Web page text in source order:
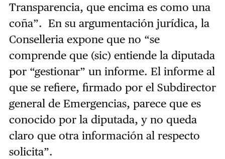
Transparencia, que encima es como una
coña”. En su argumentación jurídica, la
Conselleria expone que no “se
comprende que (sic) entiende la diputada
por “gestionar” un informe. El informe al
que se refiere, firmado por el Subdirector
general de Emergencias, parece que es
conocido por la diputada, y no queda
claro que otra información al respecto
solicita”.